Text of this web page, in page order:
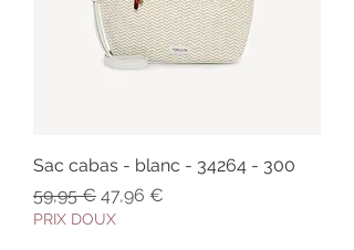
Sac cabas - blanc - 34264 - 300
Prix original
59,95 € Prix promotionnel
47,96 €
PRIX DOUX